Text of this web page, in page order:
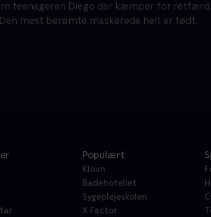
teenageren Diego der kæmper for
mest berømte maskerede helt er født.
Populært
Klovn
Badehotellet
Sygeplejeskolen
X Factor